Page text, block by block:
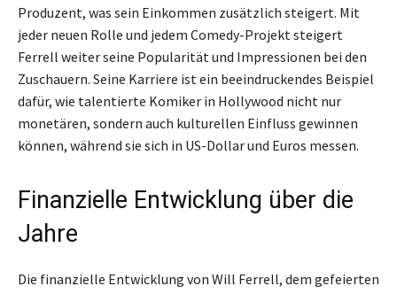
Produzent, was sein Einkommen zusätzlich steigert. Mit
jeder neuen Rolle und jedem Comedy-Projekt steigert
Ferrell weiter seine Popularität und Impressionen bei den
Zuschauern. Seine Karriere ist ein beeindruckendes Beispiel
dafür, wie talentierte Komiker in Hollywood nicht nur
monetären, sondern auch kulturellen Einfluss gewinnen
können, während sie sich in US-Dollar und Euros messen.
Finanzielle Entwicklung über die
Jahre
Die finanzielle Entwicklung von Will Ferrell, dem gefeierten